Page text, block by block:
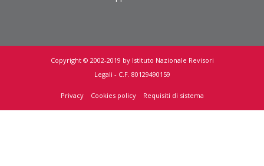
Copyright © 2002-2019 by Istituto Nazionale Revisori
Legali - C.F. 80129490159
Privacy Cookies policy Requisiti di sistema